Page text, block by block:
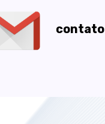
contato